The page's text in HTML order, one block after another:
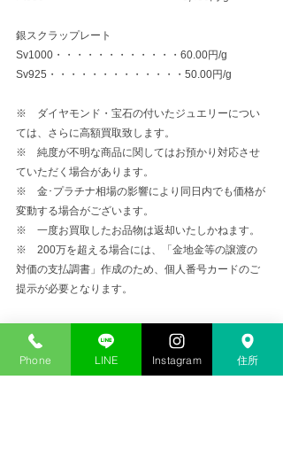
銀スクラップレート
Sv1000・・・・・・・・・・・・60.00円/g
Sv925・・・・・・・・・・・・・50.00円/g
※　ダイヤモンド・宝石の付いたジュエリーについ
ては、さらに高額買取致します。
※　純度が不明な商品に関してはお預かり対応させ
ていただく場合があります。
※　金･プラチナ相場の影響により同日内でも価格が
変動する場合がございます。
※　一度お買取したお品物は返却いたしかねます。
※　200万を超える場合には、「金地金等の譲渡の
対価の支払調書」作成のため、個人番号カードのご
提示が必要となります。
金プラチナ高価買取
Phone LINE Instagram 住所